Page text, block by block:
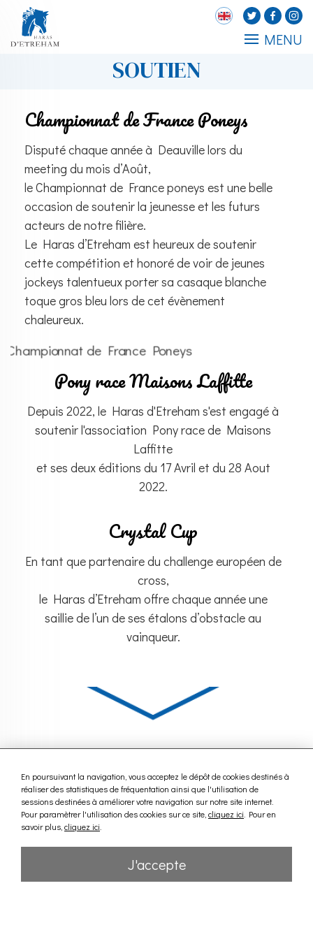
MENU
SOUTIEN
Championnat de France Poneys
Disputé chaque année à Deauville lors du
meeting du mois d’Août,
le Championnat de France poneys est une belle
occasion de soutenir la jeunesse et les futurs
acteurs de notre filière.
Le Haras d’Etreham est heureux de soutenir
cette compétition et honoré de voir de jeunes
jockeys talentueux porter sa casaque blanche
toque gros bleu lors de cet évènement
chaleureux.
Pony race Maisons Laffitte
Depuis 2022, le Haras d'Etreham s'est engagé à
soutenir l'association Pony race de Maisons
Laffitte
et ses deux éditions du 17 Avril et du 28 Aout
2022.
Crystal Cup
En tant que partenaire du challenge européen de
cross,
le Haras d’Etreham offre chaque année une
saillie de l’un de ses étalons d’obstacle au
vainqueur.
En poursuivant la navigation, vous acceptez le dépôt de cookies destinés à
réaliser des statistiques de fréquentation ainsi que l'utilisation de
sessions destinées à améliorer votre navigation sur notre site internet.
Pour paramètrer l'utilisation des cookies sur ce site, cliquez ici . Pour en
savoir plus, cliquez ici
J'accepte